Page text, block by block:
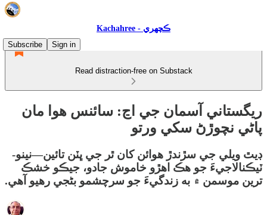
Kachahree - ڪچهري
Subscribe
Sign in
Read distraction-free on Substack
ريگستاني آسمان جي اڃ: سائنس هوا مان
پاڻي نچوڙڻ سکي ورتو
ڊيٿ ويلي جي سڙندڙ هوائن کان ٿر جي ڀٽن تائين—نينو-
ٽيڪنالاجيءَ جو هڪ اهڙو خاموش جادو، جيڪو خشڪ
ترين موسمن ۾ به زندگيءَ جو سرچشمو بڻجي رهيو آهي.